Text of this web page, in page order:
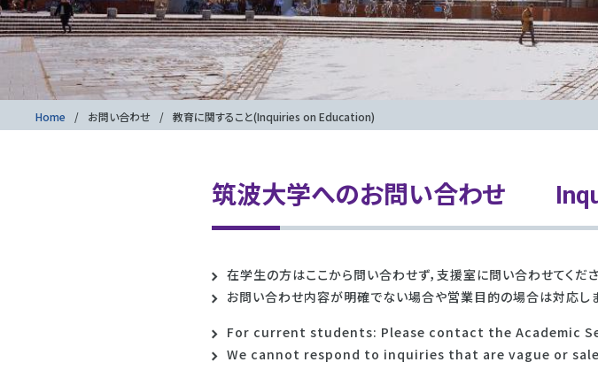
Home お問い合わせ 教育に関すること(Inquiries on Education)
筑波大学へのお問い合わせ
在学生の方はここから問い合わせず，支援室に問い合わせてくださ
お問い合わせ内容が明確でない場合や営業目的の場合は対応しま
For current students: Please contact the Academic
We cannot respond to inquiries that are vague or